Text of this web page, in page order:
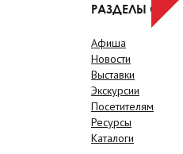
РАЗДЕЛЫ САЙТА
Афиша
Новости
Выставки
Экскурсии
Посетителям
Ресурсы
Каталоги